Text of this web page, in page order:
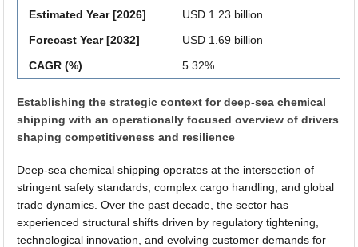
Estimated Year [2026]
USD 1.23 billion
Forecast Year [2032]
USD 1.69 billion
CAGR (%)
5.32%
Establishing the strategic context for deep-sea chemical
shipping with an operationally focused overview of drivers
shaping competitiveness and resilience
Deep-sea chemical shipping operates at the intersection of
stringent safety standards, complex cargo handling, and global
trade dynamics. Over the past decade, the sector has
experienced structural shifts driven by regulatory tightening,
technological innovation, and evolving customer demands for